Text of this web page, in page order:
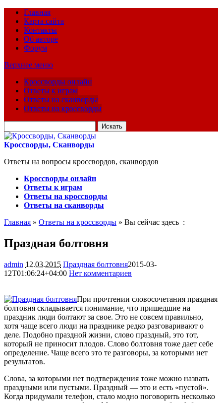
Главная
Карта сайта
Контакты
Об авторе
Форум
Верхнее меню
Кроссворды онлайн
Ответы к играм
Ответы на сканворды
Ответы на кроссворды
для:
Кроссворды, Сканворды
Ответы на вопросы кроссвордов, сканвордов
Кроссворды онлайн
Ответы к играм
Ответы на кроссворды
Ответы на сканворды
Главная » Ответы на кроссворды » Вы сейчас здесь :
Праздная болтовня
admin 12.03.2015 Праздная болтовня2015-03-
12T01:06:24+04:00 Нет комментариев
При прочтении словосочетания праздная
болтовня складывается понимание, что пришедшие на
праздник люди болтают за свое. Это не совсем правильно,
хотя чаще всего люди на празднике редко разговаривают о
деле. Подобно праздной жизни, слово праздный, это тот,
который не приносит плодов. Слово болтовня тоже дает себе
определение. Чаще всего это те разговоры, за которыми нет
результатов.
Слова, за которыми нет подтверждения тоже можно назвать
праздными или пустыми. Праздный — это и есть «пустой».
Когда придумали телефон, стало модно поговорить несколько